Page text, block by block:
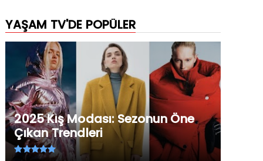
YAŞAM TV'DE POPÜLER
2025 Kış Modası: Sezonun Öne
Çıkan Trendleri